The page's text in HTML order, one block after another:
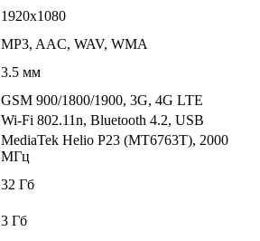
1920x1080
MP3, AAC, WAV, WMA
3.5 мм
GSM 900/1800/1900, 3G, 4G LTE
Wi-Fi 802.11n, Bluetooth 4.2, USB
MediaTek Helio P23 (MT6763T), 2000
МГц
32 Гб
3 Гб